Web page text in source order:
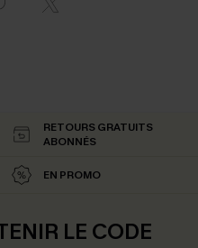
RETOURS GRATUITS
ABONNÉS
EN PROMO
LE CODE